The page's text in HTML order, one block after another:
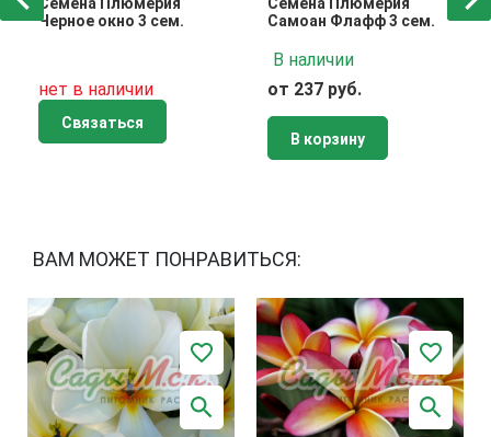
Черное окно 3 сем.
нет в наличии
Связаться
Самоан Флафф 3 сем.
В наличии
от 237 руб.
В корзину
ВАМ МОЖЕТ ПОНРАВИТЬСЯ: